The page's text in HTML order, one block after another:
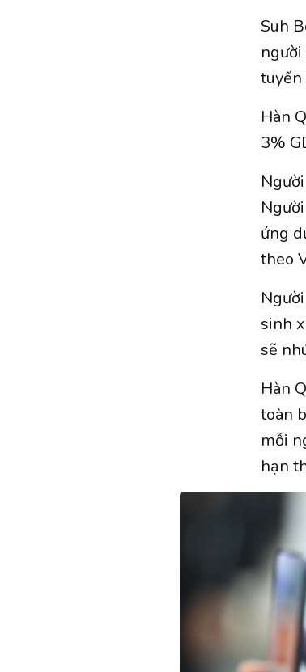
Suh
tuyến
Hàn
3%
ứng
theo
sinh
sẽ
Hàn
toàn
mỗi
hạn